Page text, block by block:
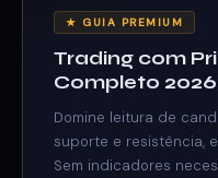
★ GUIA PREMIUM
Trading com
Completo 2026
Domine leitura de
suporte e resistência,
Sem indicadores